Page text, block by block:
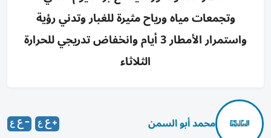
وتجمعات مياه ورياح مثيرة للغبار وتدني رؤية
واستمرار الأمطار 3 أيام وانخفاض تدريجي للحرارة
الثلاثاء
محمد أبو السمن